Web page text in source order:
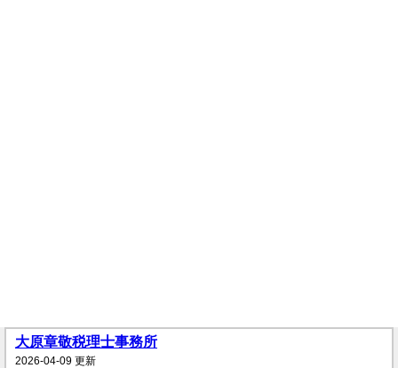
大原章敬税理士事務所
2026-04-09 更新